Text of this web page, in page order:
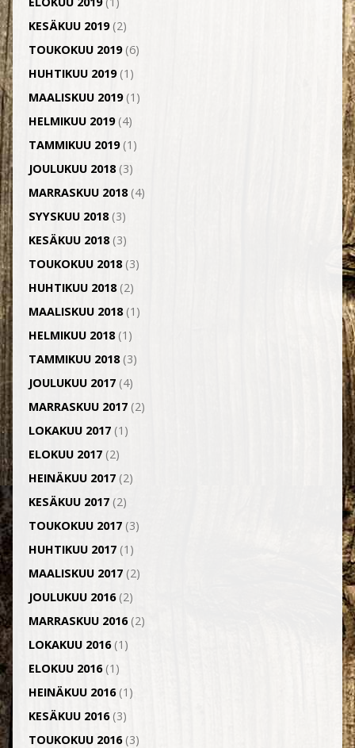
KESÄKUU 2019(2)
TOUKOKUU 2019(6)
HUHTIKUU 2019(1)
MAALISKUU 2019(1)
HELMIKUU 2019(4)
TAMMIKUU 2019(1)
JOULUKUU 2018(3)
MARRASKUU 2018(4)
SYYSKUU 2018(3)
KESÄKUU 2018(3)
TOUKOKUU 2018(3)
HUHTIKUU 2018(2)
MAALISKUU 2018(1)
HELMIKUU 2018(1)
TAMMIKUU 2018(3)
JOULUKUU 2017(4)
MARRASKUU 2017(2)
LOKAKUU 2017(1)
ELOKUU 2017(2)
HEINÄKUU 2017(2)
KESÄKUU 2017(2)
TOUKOKUU 2017(3)
HUHTIKUU 2017(1)
MAALISKUU 2017(2)
JOULUKUU 2016(2)
MARRASKUU 2016(2)
LOKAKUU 2016(1)
ELOKUU 2016(1)
HEINÄKUU 2016(1)
KESÄKUU 2016(3)
TOUKOKUU 2016(3)